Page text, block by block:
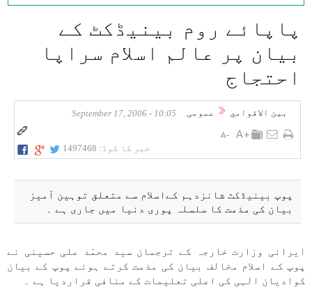
پاپائے روم بينیڈكٹ كے
بيان پر عالم اسلام سراپا
احتجاج
بين الاقوامي عمومی 10:05 - September 17, 2006
خبر کا کوڈ: 1497468
پوپ بينیڈكٹ شانزدہم كےاسلام سے متعلق توہين آميز
بيان كی مذمت كا سلسلہ پوری دنيا میں جاری ہے ۔
ايرانی وزارت خارجہ كے ترجمان سيد محمّد علی حسينی نے
پوپ كے اسلام مخالف بيان كی مذمت كرتے ہوئے پوپ كے بيان
كواديان الہی كی اعلی تعليمات كے منافی قرارديا ہے ۔